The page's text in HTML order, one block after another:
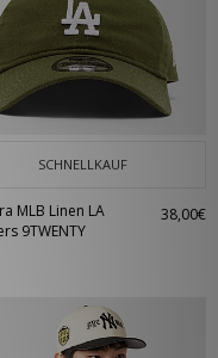
SCHNELLKAUF
MLB Linen LA
9TWENTY
38,00€